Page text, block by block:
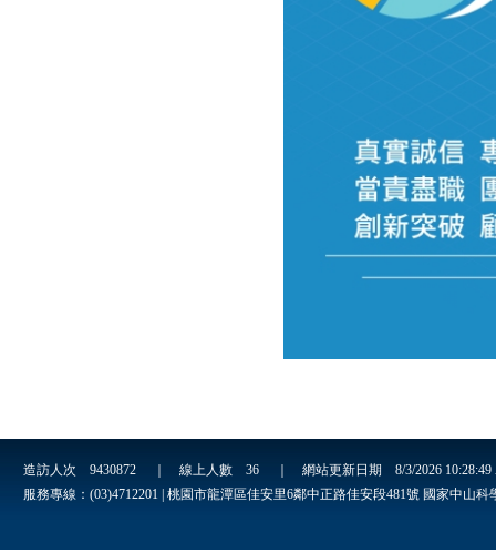
造訪人次 9430872 ｜ 線上人數 36 ｜ 網站更新日期 8/3/2026
服務專線：(03)4712201 | 桃園市龍潭區佳安里6鄰中正路佳安段481號 國家中山